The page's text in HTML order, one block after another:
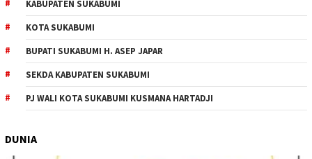
KABUPATEN SUKABUMI
KOTA SUKABUMI
BUPATI SUKABUMI H. ASEP JAPAR
SEKDA KABUPATEN SUKABUMI
PJ WALI KOTA SUKABUMI KUSMANA HARTADJI
DUNIA